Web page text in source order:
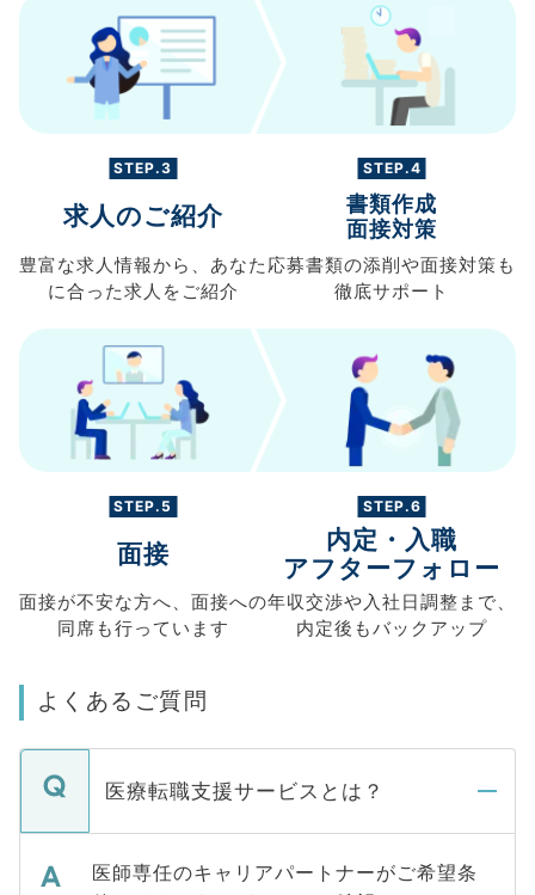
STEP.3
求人のご紹介
豊富な求人情報から、 あなた
に合った求人を ご紹介
STEP.4
書類作成
面接対策
応募書類の添削や面接対策も
徹底サポート
STEP.5
面接
面接が不安な方へ、 面接への
同席も行っています
STEP.6
内定・入職
アフターフォロー
年収交渉や入社日調整まで、
内定後もバックアップ
よくあるご質問
医療転職支援サービスとは？
医師専任のキャリアパートナーがご希望条